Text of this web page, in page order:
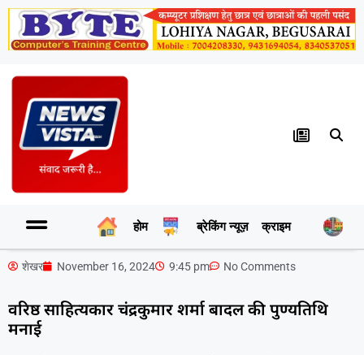
होम ब्रेकिंग न्यूज़ क्राइम
शेखर November 16, 2024 9:45 pm No Comments
वरिष्ठ साहित्यकार चंद्रकुमार शर्मा बादल की पुण्यतिथि
मनाई